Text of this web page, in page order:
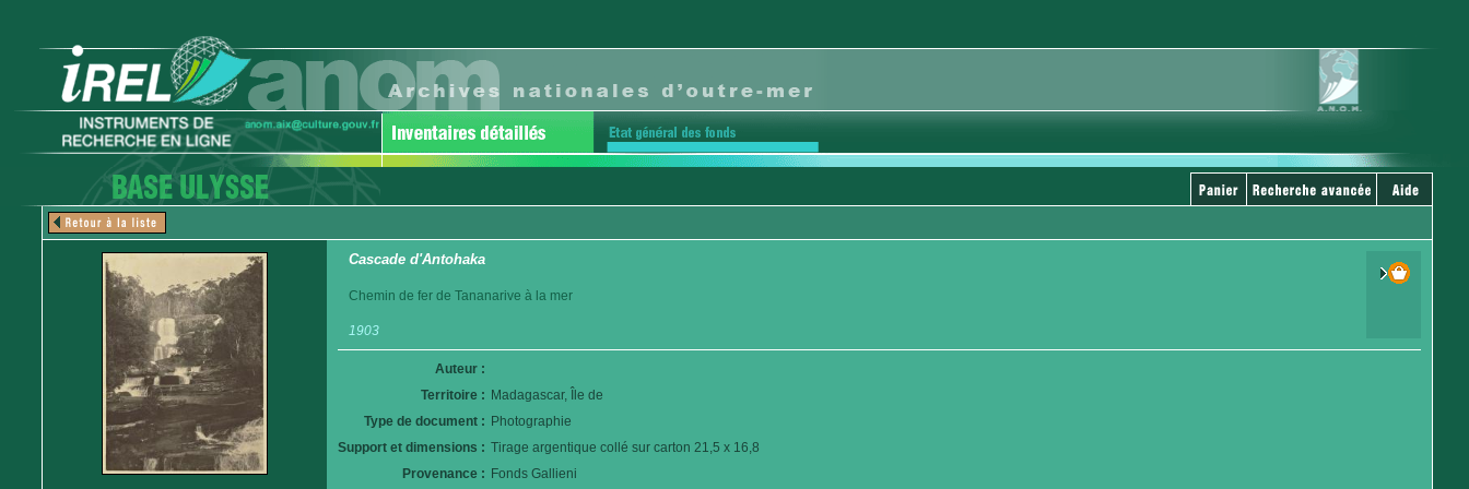
Cascade d'Antohaka
Chemin de fer de Tananarive à la mer
1903
Auteur :
Territoire : Madagascar, Île de
Type de document : Photographie
Support et dimensions : Tirage argentique collé sur carton 21,5 x 16,8
Provenance : Fonds Gallieni